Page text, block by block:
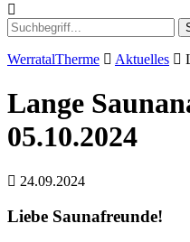
WerratalTherme Aktuelles
Lange
05.10.2024
24.09.2024
Liebe Saunafreunde!